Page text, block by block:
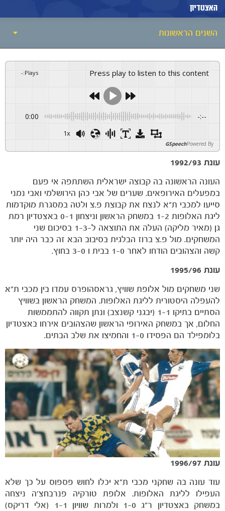
האצטדיון
השנים הראשונות
השנים הראשונות
הסטוריה לפי עשורים
שחקני עבר
מפעלים אירופאיים
Press play to listen to this content
Plays
:
-
0:00 -:--
1x
Powered By
GSpeech
עונת 1992/93
העונה הראשונה בה קבוצה ישראלית השתתפה אי פעם
במפעלים האירופאים. שערים של אבי כהן הירושלמי ואבי נמני
סייעו למכבי ת"א לנצח את קבוצת פ.צ ולטה במסגרת מוקדמות
ליגת האלופות 1-2 במשחק הראשון וניצחון 0-1 באצטדיון רמת
גן (מאיר מליקה) העלה את התוצאה ל-1-3 בסיכום שני
המשחקים. מול פ.צ ברוז הבלגית בסיבוב הבא זה כבר היה יותר
קשה והצהובים הודחו לאחר 1-0 בבית ו 3-0 בחוץ.
עונת 1995/96
שני משחקים מול אלופת שוויץ, גראסהופרס עמדו בין מכבי ת"א
להעפלה היסטורית לליגת האלופות. המשחק הראשון בשוויץ
הסתיים בתיקו 1-1 (יבגני קשנצב) ונתן תקווה להתממשות
החלום, אך במשחק האירופי הראשון שהצהובים אירחו באצטדיון
בלומפילד הם הפסידו 1-0 והחמיצו את שלב הבתים.
עונת 1996/97
עוד עונה בה שחקני מכבי ת"א יכלו לחוש פספוס על כך שלא
העפילו לליגת האלופות. אלופת טורקיה פנרבחצ'ה ניצחה
במשחק באצטדיון ר"ג 1-0 ולמרות שוויון 1-1 (אלי דריקס)